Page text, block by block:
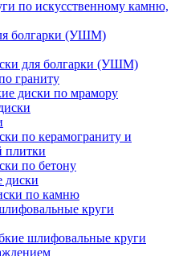
по искусственному камню,
болгарки (УШМ)
для болгарки (УШМ)
граниту
диски по мрамору
по керамограниту и
плитки
по бетону
диски
по камню
круги
шлифовальные круги